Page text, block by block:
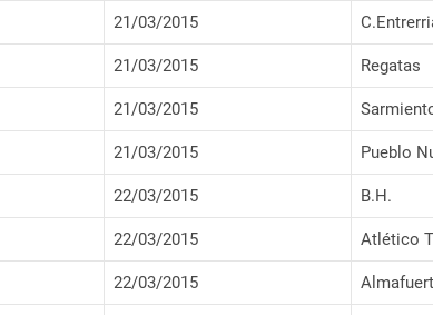
21/03/2015
21/03/2015 Regatas
21/03/2015
21/03/2015 Pueblo
22/03/2015 B.H.
22/03/2015 Atlético
22/03/2015